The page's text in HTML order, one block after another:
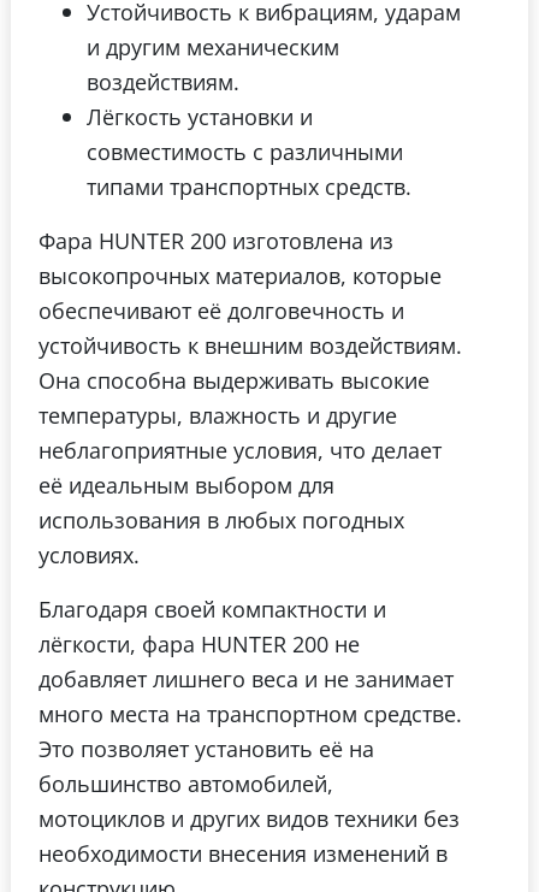
Устойчивость к вибрациям, ударам
и другим механическим
воздействиям.
Лёгкость установки и
совместимость с различными
типами транспортных средств.
Фара HUNTER 200 изготовлена из
высокопрочных материалов, которые
обеспечивают её долговечность и
устойчивость к внешним воздействиям.
Она способна выдерживать высокие
температуры, влажность и другие
неблагоприятные условия, что делает
её идеальным выбором для
использования в любых погодных
условиях.
Благодаря своей компактности и
лёгкости, фара HUNTER 200 не
добавляет лишнего веса и не занимает
много места на транспортном средстве.
Это позволяет установить её на
большинство автомобилей,
мотоциклов и других видов техники без
необходимости внесения изменений в